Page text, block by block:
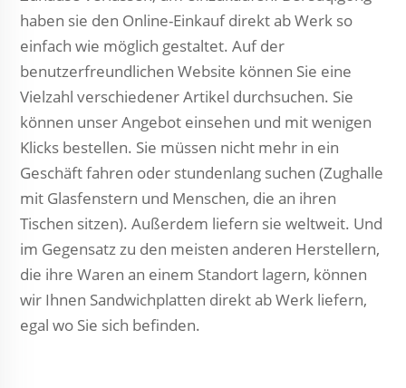
haben sie den Online-Einkauf direkt ab Werk so
einfach wie möglich gestaltet. Auf der
benutzerfreundlichen Website können Sie eine
Vielzahl verschiedener Artikel durchsuchen. Sie
können unser Angebot einsehen und mit wenigen
Klicks bestellen. Sie müssen nicht mehr in ein
Geschäft fahren oder stundenlang suchen (Zughalle
mit Glasfenstern und Menschen, die an ihren
Tischen sitzen). Außerdem liefern sie weltweit. Und
im Gegensatz zu den meisten anderen Herstellern,
die ihre Waren an einem Standort lagern, können
wir Ihnen Sandwichplatten direkt ab Werk liefern,
egal wo Sie sich befinden.